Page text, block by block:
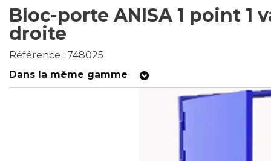
Bloc-porte ANISA 1 point 1
droite
Référence : 748025
Dans la même gamme